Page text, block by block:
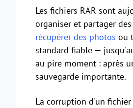
Les fichiers RAR sont
organiser et partager
récupérer des photos ou
standard fiable —
au pire moment : après
sauvegarde importante.
La corruption d'un